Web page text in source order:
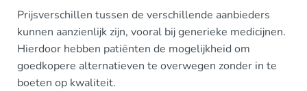
Prijsverschillen tussen de verschillende aanbieders
kunnen aanzienlijk zijn, vooral bij generieke medicijnen.
Hierdoor hebben patiënten de mogelijkheid om
goedkopere alternatieven te overwegen zonder in te
boeten op kwaliteit.